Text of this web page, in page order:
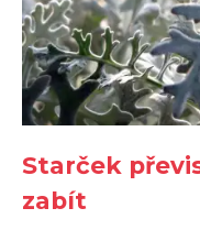
Starček
zabít